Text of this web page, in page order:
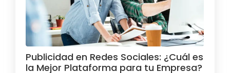
Publicidad en Redes Sociales: ¿Cuál es
la Mejor Plataforma para tu Empresa?